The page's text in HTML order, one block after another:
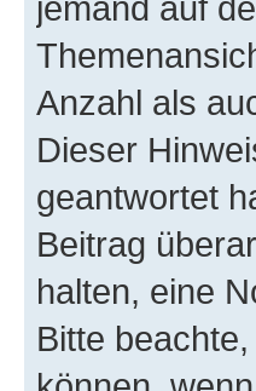
Anzahl als
Dieser
geantwortet
Beitrag
halten, eine
Bitte